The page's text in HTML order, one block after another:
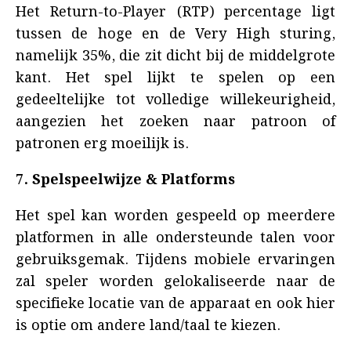
Het Return-to-Player (RTP) percentage ligt
tussen de hoge en de Very High sturing,
namelijk 35%, die zit dicht bij de middelgrote
kant. Het spel lijkt te spelen op een
gedeeltelijke tot volledige willekeurigheid,
aangezien het zoeken naar patroon of
patronen erg moeilijk is.
7. Spelspeelwijze & Platforms
Het spel kan worden gespeeld op meerdere
platformen in alle ondersteunde talen voor
gebruiksgemak. Tijdens mobiele ervaringen
zal speler worden gelokaliseerde naar de
specifieke locatie van de apparaat en ook hier
is optie om andere land/taal te kiezen.